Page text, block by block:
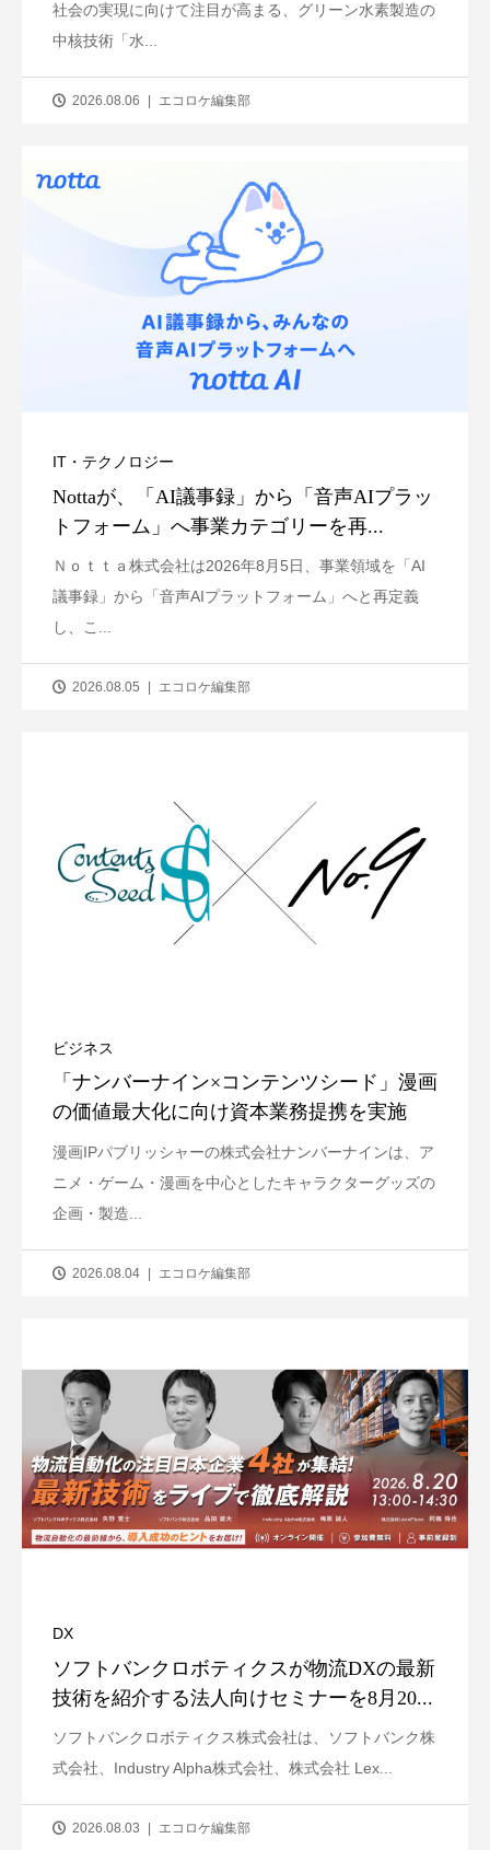
社会の実現に向けて注目が高まる、グリーン水素製造の
中核技術「水...
2026.08.06 エコロケ編集部
IT・テクノロジー
Nottaが、「AI議事録」から「音声AIプラッ
トフォーム」へ事業カテゴリーを再...
Ｎｏｔｔａ株式会社は2026年8月5日、事業領域を「AI
議事録」から「音声AIプラットフォーム」へと再定義
し、こ...
2026.08.05 エコロケ編集部
ビジネス
「ナンバーナイン×コンテンツシード」漫画
の価値最大化に向け資本業務提携を実施
漫画IPパブリッシャーの株式会社ナンバーナインは、ア
ニメ・ゲーム・漫画を中心としたキャラクターグッズの
企画・製造...
2026.08.04 エコロケ編集部
DX
ソフトバンクロボティクスが物流DXの最新
技術を紹介する法人向けセミナーを8月20...
ソフトバンクロボティクス株式会社は、ソフトバンク株
式会社、Industry Alpha株式会社、株式会社 Lex...
2026.08.03 エコロケ編集部